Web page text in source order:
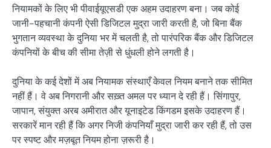
नियामकों के लिए भी पीवाईयूएसडी एक अहम उदाहरण बना। जब कोई
जानी-पहचानी कंपनी ऐसी डिजिटल मुद्रा जारी करती है, जो बिना बैंक
भुगतान व्यवस्था के दुनिया भर में चलती है, तो पारंपरिक बैंक और डिजिटल
कंपनियों के बीच की सीमा तेज़ी से धुंधली होने लगती है।
दुनिया के कई देशों में अब नियामक संस्थाएँ केवल नियम बनाने तक सीमित
नहीं हैं। वे अब निगरानी और सख़्त अमल पर ध्यान दे रही हैं। सिंगापुर,
जापान, संयुक्त अरब अमीरात और यूनाइटेड किंगडम इसके उदाहरण हैं।
सरकारें मान रही हैं कि अगर निजी कंपनियाँ मुद्रा जारी कर रही हैं, तो उस
पर स्पष्ट और मज़बूत नियम होना ज़रूरी है।